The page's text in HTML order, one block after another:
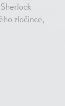
zločince,